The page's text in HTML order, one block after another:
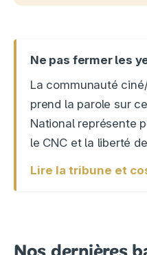
Ne pas fermer les
La communauté
prend la parole sur
National représente
le CNC et la liberté
Lire la tribune et